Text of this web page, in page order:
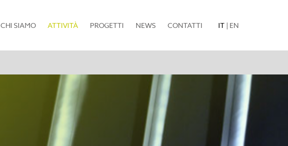
CHI SIAMO ATTIVITÀ(current)PROGETTI NEWS CONTATTI IT | EN